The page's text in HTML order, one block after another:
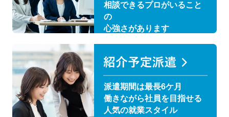
相談できるプロがいること
の
心強さがあります
派遣期間は最長6ケ月
働きながら社員を目指せる
人気の就業スタイル